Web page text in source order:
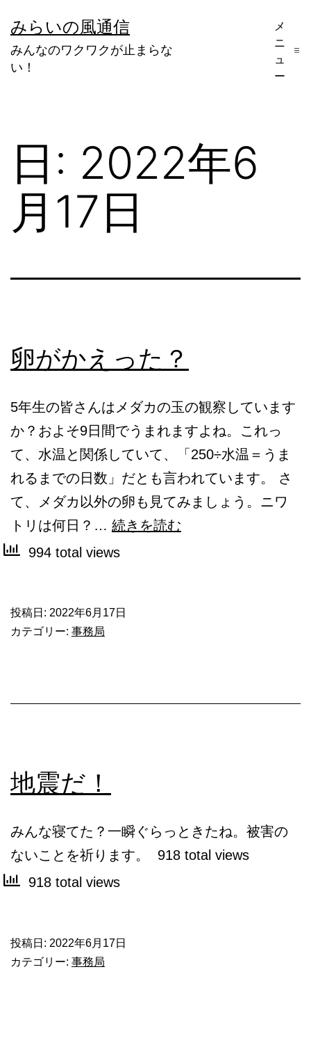
ン
テ
みらいの風通信
みんなのワクワクが止まらな
い！
メ
ニ
ュ
ー
日: 2022年6
月17日
卵がかえった？
5年生の皆さんはメダカの玉の観察しています
か？およそ9日間でうまれますよね。これっ
て、水温と関係していて、「250÷水温＝うま
れるまでの日数」だとも言われています。 さ
て、メダカ以外の卵も見てみましょう。ニワ
トリは何日？… 続きを読む
994 total views
投稿日: 2022年6月17日
カテゴリー: 事務局
地震だ！
みんな寝てた？一瞬ぐらっときたね。被害の
ないことを祈ります。 918 total views
918 total views
投稿日: 2022年6月17日
カテゴリー: 事務局